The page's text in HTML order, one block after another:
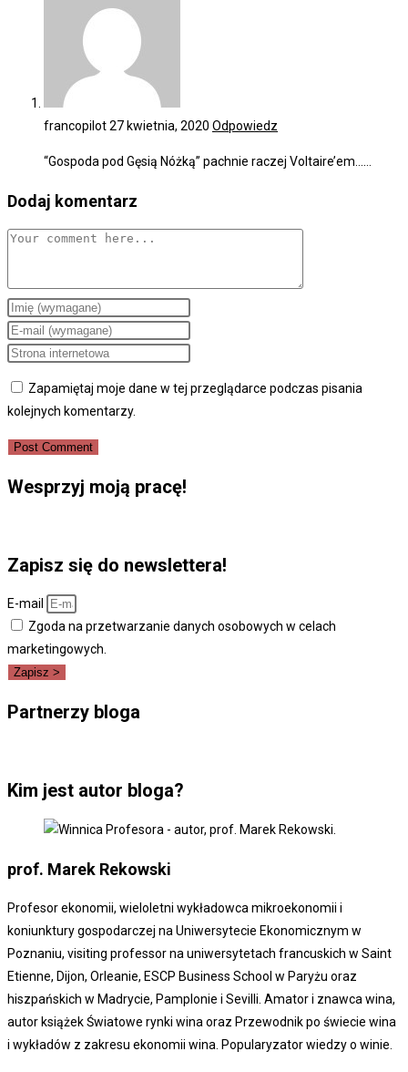
francopilot27 kwietnia, 2020 Odpowiedz
“Gospoda pod Gęsią Nóżką” pachnie raczej Voltaire’em……
Dodaj komentarz
Comment
Enter
your
name
username
to
comment
Enter
your
address
to
comment
Enter
website
URL
(optional)
Zapamiętaj moje dane w tej przeglądarce podczas pisania
kolejnych komentarzy.
Wesprzyj moją pracę!
Zapisz się do newslettera!
E-mail
Zgoda na przetwarzanie danych osobowych w celach
marketingowych.
Zapisz >
Partnerzy bloga
Kim jest autor bloga?
prof. Marek Rekowski
Profesor ekonomii, wieloletni wykładowca mikroekonomii i
koniunktury gospodarczej na Uniwersytecie Ekonomicznym w
Poznaniu, visiting professor na uniwersytetach francuskich w Saint
Etienne, Dijon, Orleanie, ESCP Business School w Paryżu oraz
hiszpańskich w Madrycie, Pamplonie i Sevilli. Amator i znawca wina,
autor książek Światowe rynki wina oraz Przewodnik po świecie wina
i wykładów z zakresu ekonomii wina. Popularyzator wiedzy o winie.